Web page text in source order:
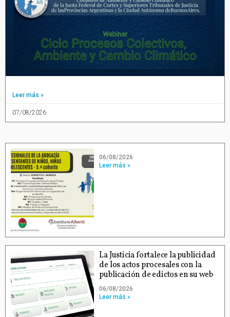
Leer más »
07/08/2026
06/08/2026
Leer más »
La Justicia fortalece la publicidad
de los actos procesales con la
publicación de edictos en su web
06/08/2026
Leer más »